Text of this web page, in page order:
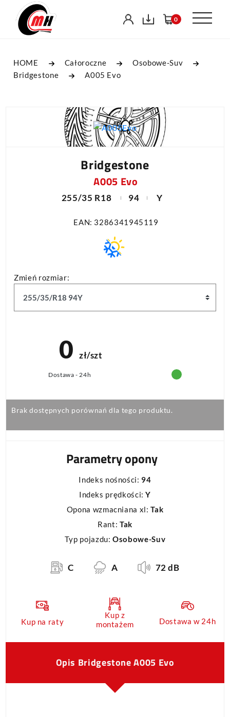
0
HOME Całoroczne
Osobowe-Suv
Bridgestone
A005 Evo
Bridgestone
A005 Evo
255/35 R18 94 Y
EAN: 3286341945119
Zmień rozmiar:
0 zł/szt
Dostawa - 24h
Brak dostępnych porównań dla tego produktu.
Parametry opony
Indeks nośności: 94
Indeks prędkości:Y
Opona wzmacniana xl:Tak
Rant: Tak
Typ pojazdu:Osobowe-Suv
C A 72 dB
Kup na raty
Kup z
montażem
Dostawa w 24h
Opis Bridgestone A005 Evo